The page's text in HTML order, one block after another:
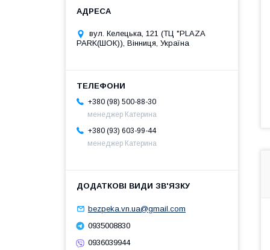
вул. Келецька, 121 (ТЦ "PLAZA
PARK(ШОК)), Вінниця, Україна
+380 (98) 500-88-30
менеджер Катерина
+380 (93) 603-99-44
менеджер Катерина
bezpeka.vn.ua@gmail.com
0935008830
0936039944